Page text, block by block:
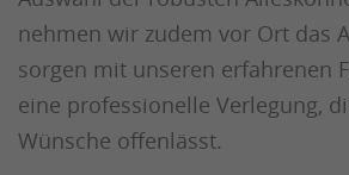
nehmen wir zudem vor Ort das
sorgen mit unseren erfahrenen
eine professionelle Verlegung,
Wünsche offenlässt.